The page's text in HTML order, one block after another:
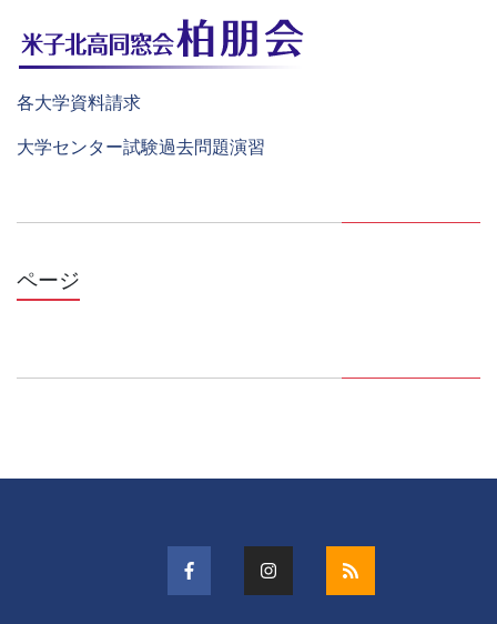
各大学資料請求
大学センター試験過去問題演習
ページ